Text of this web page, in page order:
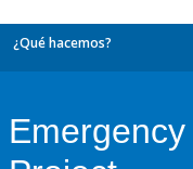
¿Qué hacemos?